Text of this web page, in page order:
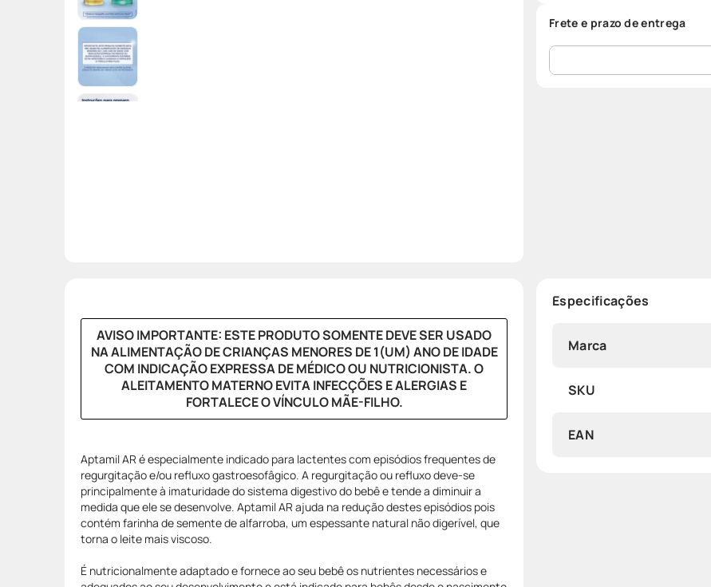
Frete e prazo de entrega
AVISO IMPORTANTE: ESTE PRODUTO SOMENTE DEVE SER USADO
NA ALIMENTAÇÃO DE CRIANÇAS MENORES DE 1(UM) ANO DE IDADE
COM INDICAÇÃO EXPRESSA DE MÉDICO OU NUTRICIONISTA. O
ALEITAMENTO MATERNO EVITA INFECÇÕES E ALERGIAS E
FORTALECE O VÍNCULO MÃE-FILHO.
Aptamil AR é especialmente indicado para lactentes com episódios frequentes de
regurgitação e/ou refluxo gastroesofâgico. A regurgitação ou refluxo deve-se
principalmente à imaturidade do sistema digestivo do bebê e tende a diminuir a
medida que ele se desenvolve. Aptamil AR ajuda na redução destes episódios pois
contém farinha de semente de alfarroba, um espessante natural não digerível, que
torna o leite mais viscoso.
É nutricionalmente adaptado e fornece ao seu bebê os nutrientes necessários e
Especificações
Marca
SKU
EAN